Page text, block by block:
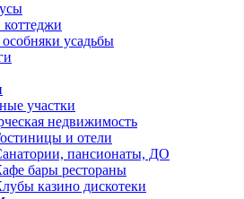
усадьбы
участки
недвижимость
и отели
пансионаты, ДО
бары рестораны
казино дискотеки